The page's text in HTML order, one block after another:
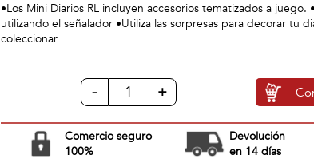
•Los Mini Diarios RL incluyen accesorios tematizados a
utilizando el señalador •Utiliza las sorpresas para decorar tu
coleccionar
- +
Comercio seguro
100%
Devolución
en 14 días